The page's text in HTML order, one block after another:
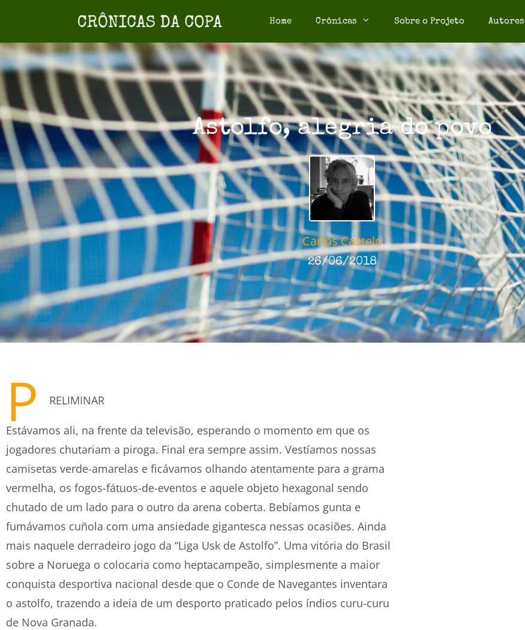
Home Crônicas Sobre o Projeto Autores
Astolfo, alegria do povo
Carlos Castelo
26/06/2018
P RELIMINAR
Estávamos ali, na frente da televisão, esperando o momento em que os
jogadores chutariam a piroga. Final era sempre assim. Vestíamos nossas
camisetas verde-amarelas e ficávamos olhando atentamente para a grama
vermelha, os fogos-fátuos-de-eventos e aquele objeto hexagonal sendo
chutado de um lado para o outro da arena coberta. Bebíamos gunta e
fumávamos cuñola com uma ansiedade gigantesca nessas ocasiões. Ainda
mais naquele derradeiro jogo da “Liga Usk de Astolfo”. Uma vitória do Brasil
sobre a Noruega o colocaria como heptacampeão, simplesmente a maior
conquista desportiva nacional desde que o Conde de Navegantes inventara
o astolfo, trazendo a ideia de um desporto praticado pelos índios curu-curu
de Nova Granada.